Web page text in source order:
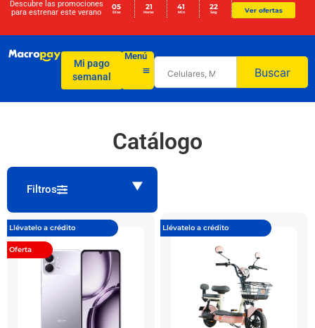
Descubre las promociones
para estrenar este verano
05
Días
21
Horas
41
Min
22
Seg Ver ofertas
Mi pago
semanal
Menú
Buscar
Catálogo
Filtros
Llévatelo a crédito
Oferta
Llévatelo a crédito